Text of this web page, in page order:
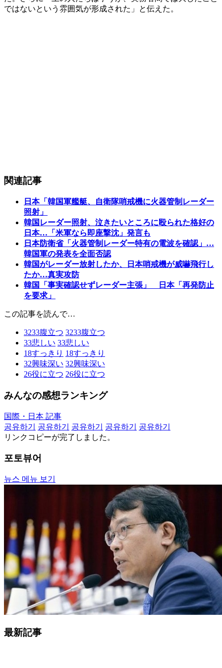
ではないという雰囲気が形成された」と伝えた。
関連記事
日本「韓国軍艦艇、自衛隊哨戒機に火器管制レーダー
照射」
韓国レーダー照射、泣きたいところに殴られた格好の
日本…「米軍なら即座撃沈」発言も
日本防衛省「火器管制レーダー特有の電波を確認」…
韓国軍の発表を全面否認
韓国がレーダー放射したか、日本哨戒機が威嚇飛行し
たか…真実攻防
韓国「事実確認せずレーダー主張」 日本「再発防止
を要求」
この記事を読んで…
3233腹立つ 3233腹立つ
33悲しい 33悲しい
18すっきり 18すっきり
32興味深い 32興味深い
26役に立つ 26役に立つ
みんなの感想ランキング
国際・日本 記事
공유하기
공유하기 공유하기 공유하기
공유하기
リンクコピーが完了しました。
포토뷰어
뉴스 메뉴 보기
最新記事